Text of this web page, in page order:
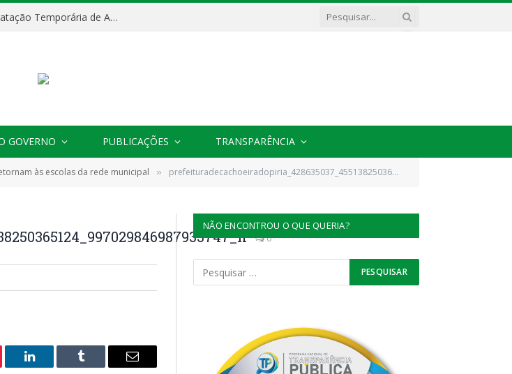
Processo Seletivo nº 001/2025 para Contratação Temporária de Agentes Comunitários de Saúde (ACS)
GOVERNO PUBLICAÇÕES TRANSPARÊNCIA
às escolas da rede municipal » prefeituradecachoeiradopiria_428635037_455138250365124_997029846987933747_n
0
LinkedIn Tumblr
E-
NÃO ENCONTROU O QUE QUERIA?